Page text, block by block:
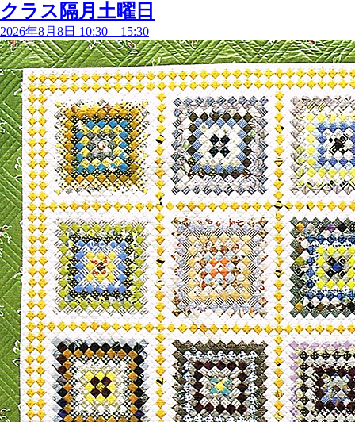
クラス隔月土曜日
2026年8月8日 10:30 – 15:30